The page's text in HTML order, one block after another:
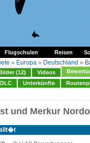
Flugschulen Reisen
» Europa » Deutschland »
(12) Videos
OLC Unterkünfte
und Merkur